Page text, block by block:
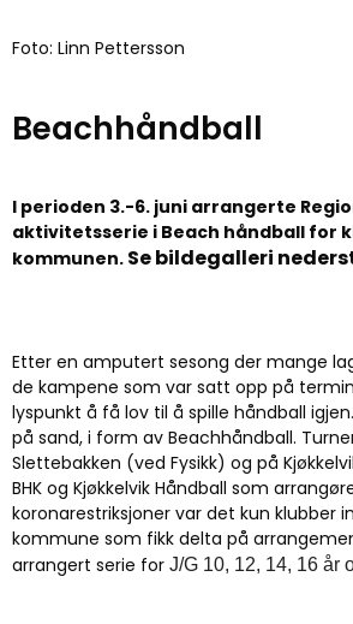
Foto: Linn Pettersson
Beachhåndball
I perioden 3.-6. juni arrangerte
aktivitetsserie i Beach håndball for
kommunen. Sebildegalleri
Etter en amputert sesong der mange
de kampene som var satt opp på
lyspunkt å få lov til å spille håndball
på sand, i form av Beachhåndball.
Slettebakken (ved Fysikk) og på
BHK og Kjøkkelvik Håndball som
koronarestriksjoner var det kun klubber
kommune som fikk delta på
arrangert serie for J/G 10, 12, 14, 16 år